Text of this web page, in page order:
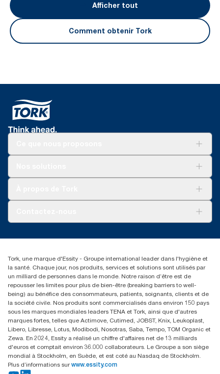
Afficher tout
Comment obtenir Tork
01 85 07 92 00
Tork, une marque d'Essity - Groupe international leader dans l'hygiène et
la santé. Chaque jour, nos produits, services et solutions sont utilisés par
un milliard de personnes dans le monde. Notre raison d’être est de
repousser les limites pour plus de bien-être (breaking barriers to well-
being) au bénéfice des consommateurs, patients, soignants, clients et de
la société civile. Nos produits sont commercialisés dans environ 150 pays
sous les marques mondiales leaders TENA et Tork, ainsi que d'autres
marques fortes, telles que Actimove, Cutimed, JOBST, Knix, Leukoplast,
Libero, Libresse, Lotus, Modibodi, Nosotras, Saba, Tempo, TOM Organic et
Zewa. En 2024, Essity a réalisé un chiffre d'affaires net de 13 milliards
d'euros et comptait environ 36.000 collaborateurs. Le Groupe a son siège
mondial à Stockholm, en Suède, et est coté au Nasdaq de Stockholm.
Plus d’informations sur www.essity.com